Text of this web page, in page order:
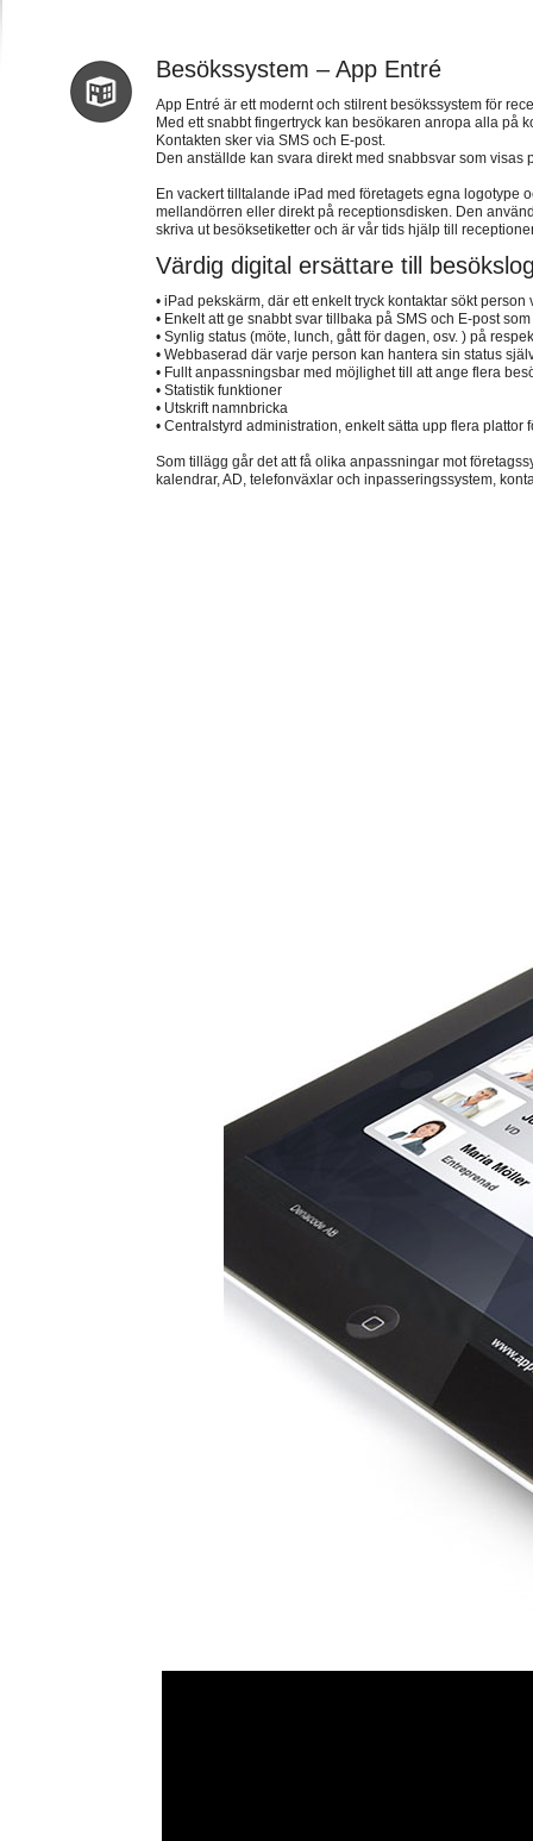
Besökssystem – App Entré
App Entré är ett modernt och stilrent besökssystem för
Med ett snabbt fingertryck kan besökaren anropa alla på
Kontakten sker via SMS och E-post.
Den anställde kan svara direkt med snabbsvar som visas
En vackert tilltalande iPad med företagets egna logotype
mellandörren eller direkt på receptionsdisken. Den
skriva ut besöksetiketter och är vår tids hjälp till
Värdig digital ersättare till
• iPad pekskärm, där ett enkelt tryck kontaktar sökt person
• Enkelt att ge snabbt svar tillbaka på SMS och E-post
• Synlig status (möte, lunch, gått för dagen, osv. ) på
• Webbaserad där varje person kan hantera sin status
• Fullt anpassningsbar med möjlighet till att ange flera
• Statistik funktioner
• Utskrift namnbricka
• Centralstyrd administration, enkelt sätta upp flera plattor
Som tillägg går det att få olika anpassningar mot
kalendrar, AD, telefonväxlar och inpasseringssystem,